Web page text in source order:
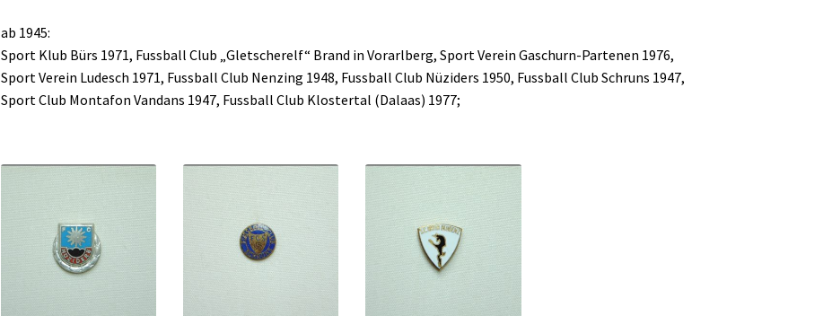
ab 1945:
Sport Klub Bürs 1971, Fussball Club „Gletscherelf“ Brand in Vorarlberg, Sport Verein Gaschurn-Partenen 1976,
Sport Verein Ludesch 1971, Fussball Club Nenzing 1948, Fussball Club Nüziders 1950, Fussball Club Schruns 1947,
Sport Club Montafon Vandans 1947, Fussball Club Klostertal (Dalaas) 1977;